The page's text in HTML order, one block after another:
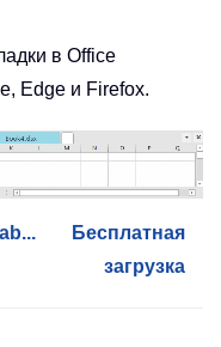
в Office
Edge и Firefox.
Бесплатная
загрузка